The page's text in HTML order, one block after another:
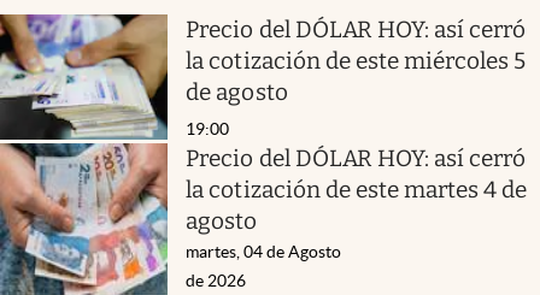
Precio del DÓLAR HOY: así cerró
la cotización de este miércoles 5
de agosto
19:00
Precio del DÓLAR HOY: así cerró
la cotización de este martes 4 de
agosto
martes, 04 de Agosto
de 2026